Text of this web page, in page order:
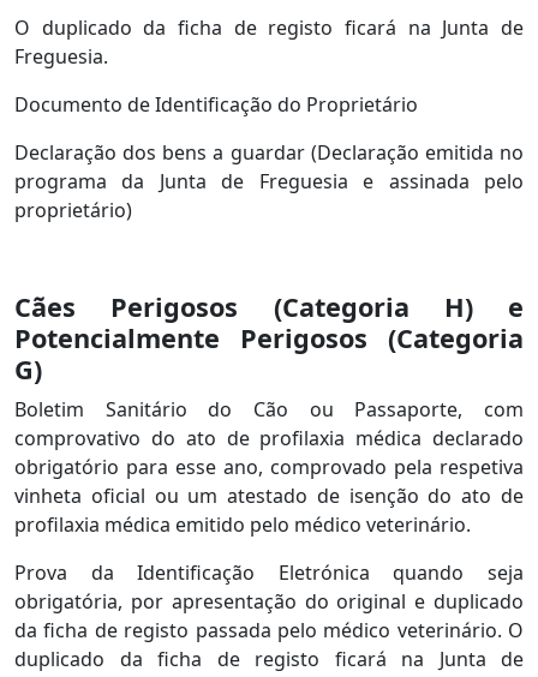
O duplicado da ficha de registo ficará na Junta de
Freguesia.
Documento de Identificação do Proprietário
Declaração dos bens a guardar (Declaração emitida no
programa da Junta de Freguesia e assinada pelo
proprietário)
Cães Perigosos (Categoria H) e
Potencialmente Perigosos (Categoria
G)
Boletim Sanitário do Cão ou Passaporte, com
comprovativo do ato de profilaxia médica declarado
obrigatório para esse ano, comprovado pela respetiva
vinheta oficial ou um atestado de isenção do ato de
profilaxia médica emitido pelo médico veterinário.
Prova da Identificação Eletrónica quando seja
obrigatória, por apresentação do original e duplicado
da ficha de registo passada pelo médico veterinário. O
duplicado da ficha de registo ficará na Junta de